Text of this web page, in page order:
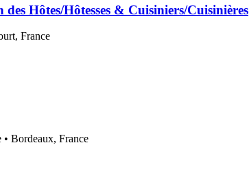
des Hôtes/Hôtesses & Cuisiniers/Cuisinières
France
Bordeaux, France